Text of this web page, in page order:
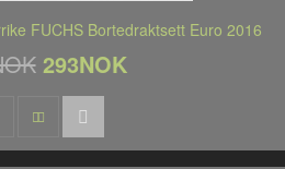
FUCHS Bortedraktsett Euro 2016
293NOK